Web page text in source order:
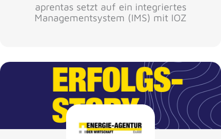
aprentas setzt auf ein integriertes
Managementsystem (IMS) mit IOZ